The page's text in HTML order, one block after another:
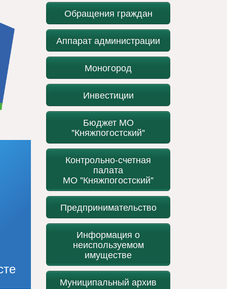
Обращения граждан
Аппарат администрации
Моногород
Инвестиции
Бюджет МО
"Княжпогостский"
Контрольно-счетная
палата
МО "Княжпогостский"
Предпринимательство
Информация о
неиспользуемом
имуществе
Муниципальный архив